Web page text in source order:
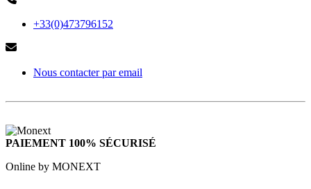
+33(0)473796152
Nous contacter par email
PAIEMENT 100% SÉCURISÉ
Online by MONEXT